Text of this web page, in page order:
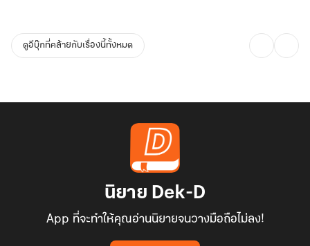
ดูอีบุ๊กที่คล้ายกับเรื่องนี้ทั้งหมด
นิยาย Dek-D
App ที่จะทำให้คุณอ่านนิยายจนวางมือถือไม่ลง!